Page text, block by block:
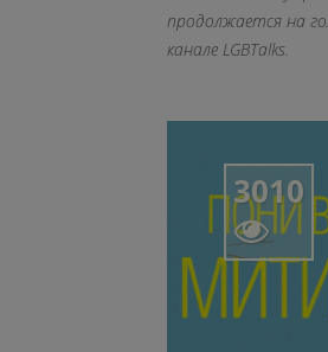
продолжается на
канале LGBTalks.
3010
